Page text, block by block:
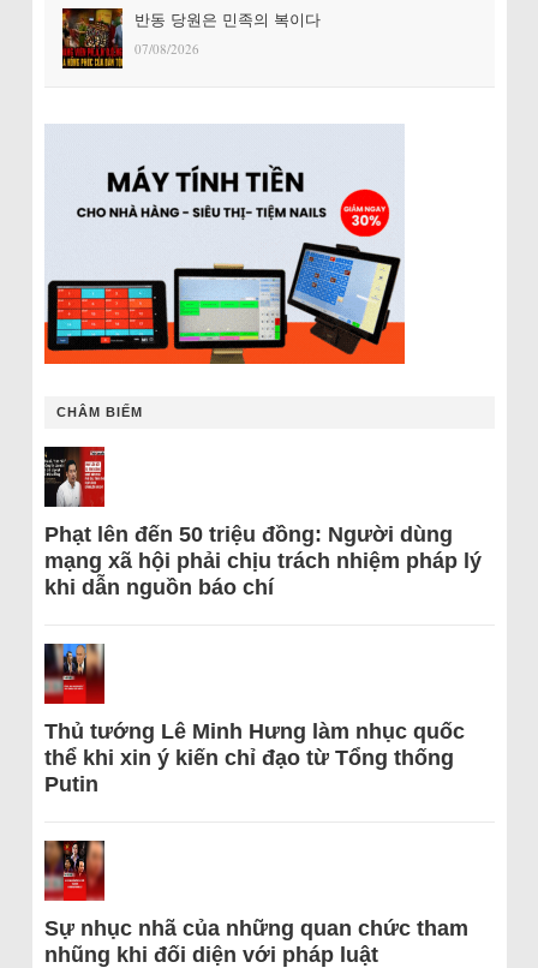
반동 당원은 민족의 복이다
07/08/2026
CHÂM BIẾM
Phạt lên đến 50 triệu đồng: Người dùng
mạng xã hội phải chịu trách nhiệm pháp lý
khi dẫn nguồn báo chí
Thủ tướng Lê Minh Hưng làm nhục quốc
thể khi xin ý kiến chỉ đạo từ Tổng thống
Putin
Sự nhục nhã của những quan chức tham
nhũng khi đối diện với pháp luật